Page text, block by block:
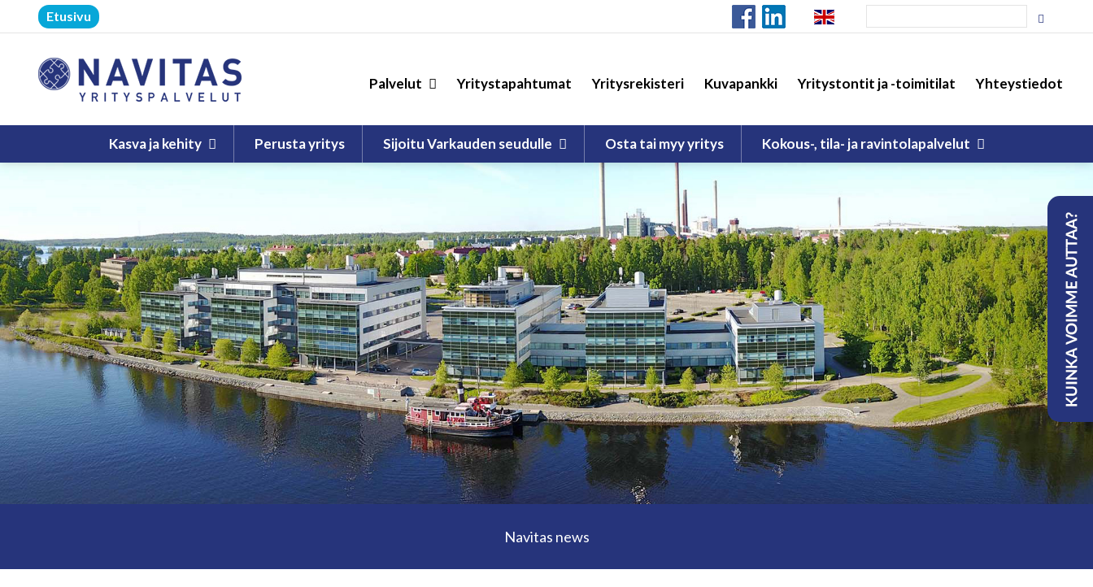
Etusivu
Palvelut Yritystapahtumat Yritysrekisteri Kuvapankki Yritystontit ja -toimitilat Yhteystiedot
Kasva ja kehity Perusta yritys Sijoitu Varkauden seudulle Osta tai myy yritys Kokous-, tila- ja ravintolapalvelut
Navitas news